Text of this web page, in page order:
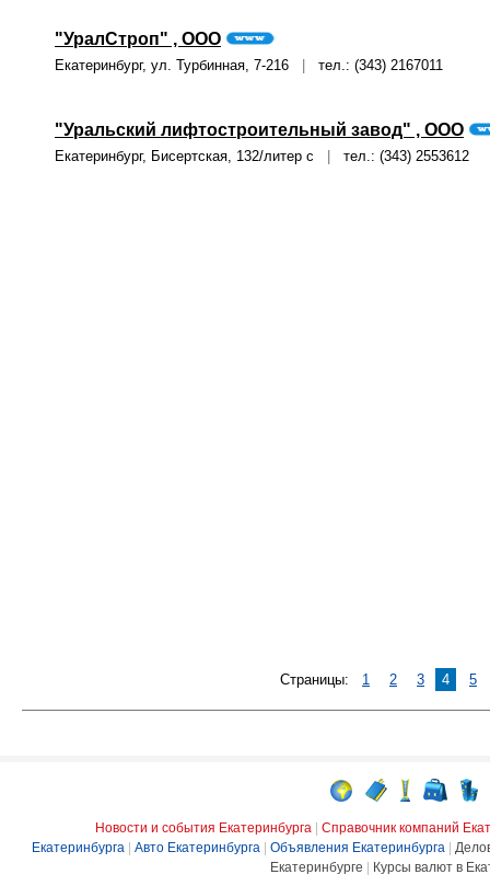
"УралСтроп" , ООО
Екатеринбург, ул. Турбинная, 7-216 тел.: (343) 2167011
"Уральский лифтостроительный завод" , ООО
Екатеринбург, Бисертская, 132/литер с тел.: (343) 2553612
Страницы: 1 2 3 4 5
Новости и события Екатеринбурга
Справочник компаний
Екатеринбурга
Авто Екатеринбурга Объявления Екатеринбурга
Екатеринбурге
Курсы валют в